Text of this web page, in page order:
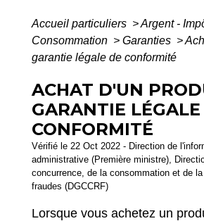
Accueil particuliers >Argent -
Consommation > Garanties >
garantie légale de conformité
ACHAT D'UN
GARANTIE
CONFORMITÉ
Vérifié le 22 Oct 2022 - Direction de
administrative (Première ministre),
concurrence, de la consommation et de
fraudes (DGCCRF)
Lorsque vous achetez un